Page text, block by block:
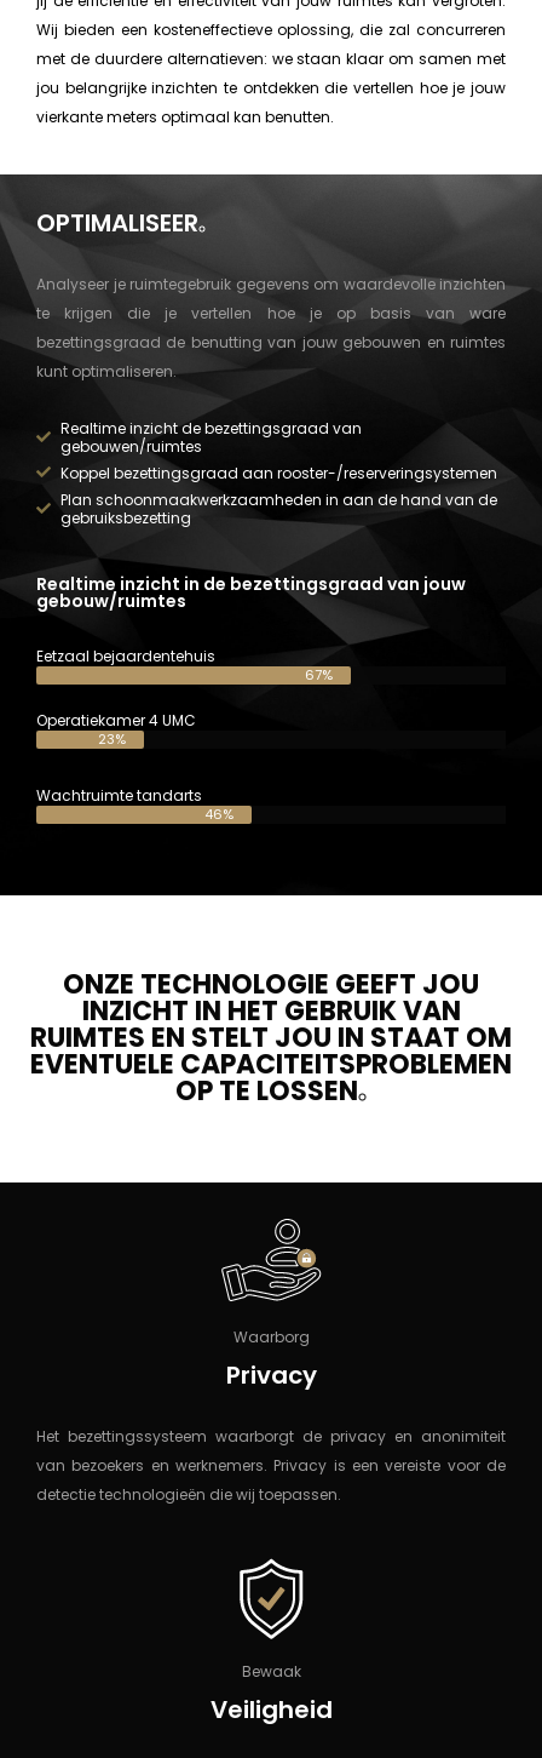
Wij bieden een kosteneffectieve oplossing, die zal concurreren
met de duurdere alternatieven: we staan klaar om samen met
jou belangrijke inzichten te ontdekken die vertellen hoe je jouw
vierkante meters optimaal kan benutten.
OPTIMALISEER.
Analyseer je ruimtegebruik gegevens om waardevolle inzichten
te krijgen die je vertellen hoe je op basis van ware
bezettingsgraad de benutting van jouw gebouwen en ruimtes
kunt optimaliseren.
Realtime inzicht de bezettingsgraad van
gebouwen/ruimtes
Koppel bezettingsgraad aan rooster-/reserveringsystemen
Plan schoonmaakwerkzaamheden in aan de hand van de
gebruiksbezetting
Realtime inzicht in de bezettingsgraad van jouw
gebouw/ruimtes
Eetzaal bejaardentehuis
67%
Operatiekamer 4 UMC
23%
Wachtruimte tandarts
46%
ONZE TECHNOLOGIE GEEFT JOU
INZICHT IN HET GEBRUIK VAN
RUIMTES EN STELT JOU IN STAAT OM
EVENTUELE CAPACITEITSPROBLEMEN
OP TE LOSSEN.
Waarborg
Privacy
Het bezettingssysteem waarborgt de privacy en anonimiteit
van bezoekers en werknemers. Privacy is een vereiste voor de
detectie technologieën die wij toepassen.
Bewaak
Veiligheid